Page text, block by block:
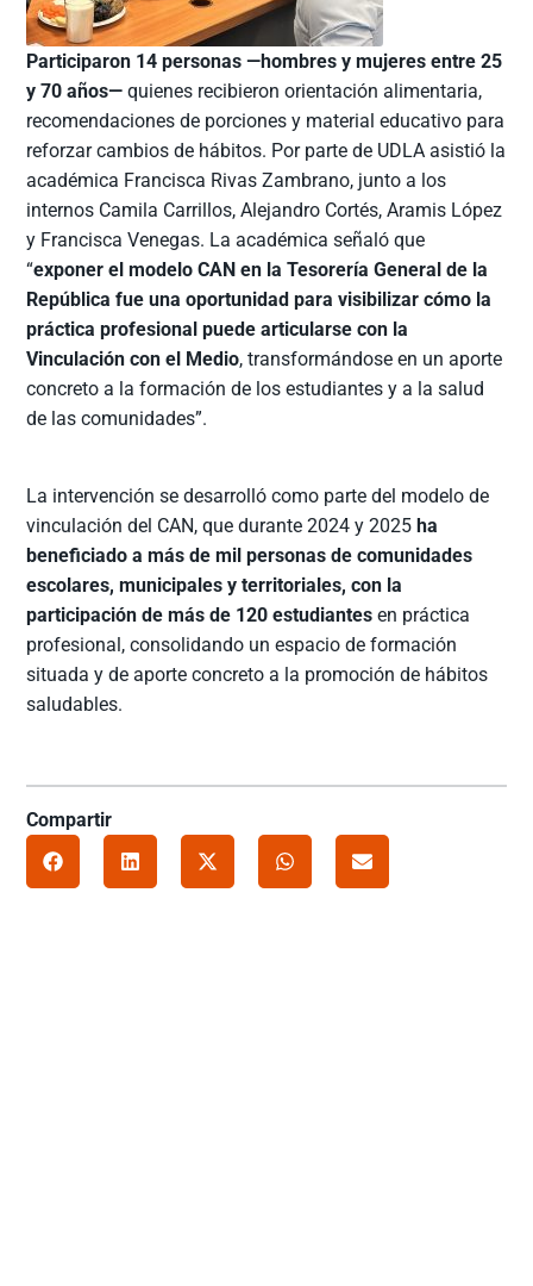
Participaron 14 personas —hombres y mujeres entre 25
y 70 años— quienes recibieron orientación alimentaria,
recomendaciones de porciones y material educativo para
reforzar cambios de hábitos. Por parte de UDLA asistió la
académica Francisca Rivas Zambrano, junto a los
internos Camila Carrillos, Alejandro Cortés, Aramis López
y Francisca Venegas. La académica señaló que
“exponer el modelo CAN en la Tesorería General de la
República fue una oportunidad para visibilizar cómo la
práctica profesional puede articularse con la
Vinculación con el Medio, transformándose en un aporte
concreto a la formación de los estudiantes y a la salud
de las comunidades”.
La intervención se desarrolló como parte del modelo de
vinculación del CAN, que durante 2024 y 2025ha
beneficiado a más de mil personas de comunidades
escolares, municipales y territoriales, con la
participación de más de 120 estudiantes en práctica
profesional, consolidando un espacio de formación
situada y de aporte concreto a la promoción de hábitos
saludables.
Compartir